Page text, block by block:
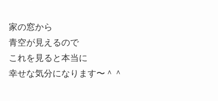
家の窓から
青空が見えるので
これを見ると本当に
幸せな気分になります〜＾＾